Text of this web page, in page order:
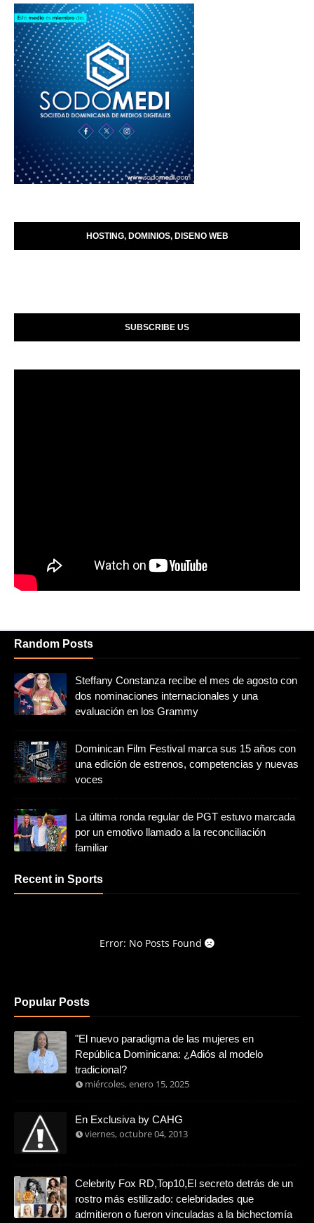
HOSTING, DOMINIOS, DISENO WEB
SUBSCRIBE US
Random Posts
Steffany Constanza recibe el mes de agosto con
dos nominaciones internacionales y una
evaluación en los Grammy
Dominican Film Festival marca sus 15 años con
una edición de estrenos, competencias y nuevas
voces
La última ronda regular de PGT estuvo marcada
por un emotivo llamado a la reconciliación
familiar
Recent in Sports
Error: No Posts Found
Popular Posts
"El nuevo paradigma de las mujeres en
República Dominicana: ¿Adiós al modelo
tradicional?
miércoles, enero 15, 2025
En Exclusiva by CAHG
viernes, octubre 04, 2013
Celebrity Fox RD,Top10,El secreto detrás de un
rostro más estilizado: celebridades que
admitieron o fueron vinculadas a la bichectomía